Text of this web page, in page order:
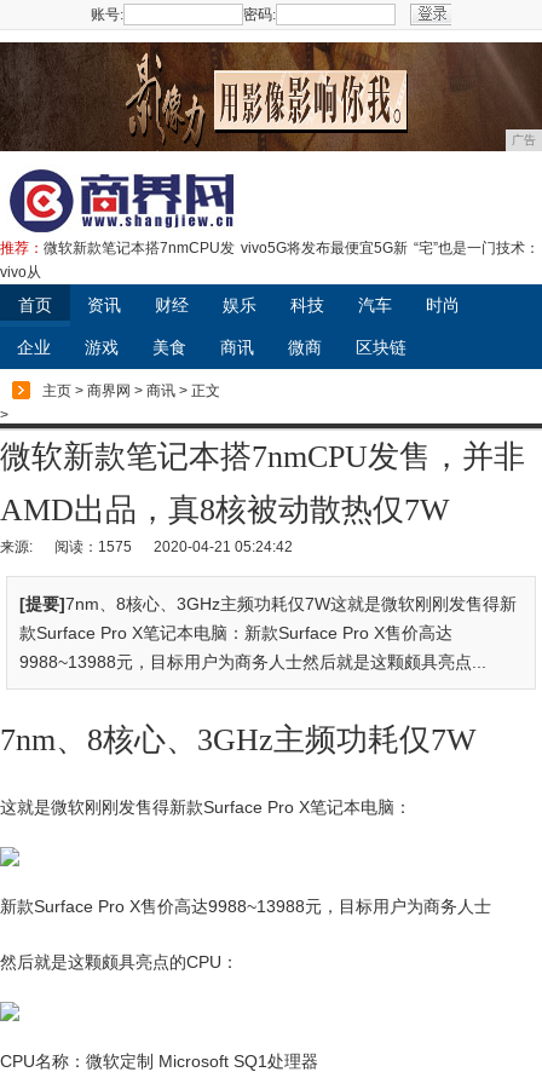
账号: 密码:
广告
推荐： 微软新款笔记本搭7nmCPU发 vivo5G将发布最便宜5G新 “宅”也是一门技术：
vivo从
首页 资讯 财经 娱乐 科技 汽车 时尚
企业 游戏 美食 商讯 微商 区块链
主页 > 商界网 > 商讯 > 正文
>
微软新款笔记本搭7nmCPU发售，并非
AMD出品，真8核被动散热仅7W
来源: 阅读：1575 2020-04-21 05:24:42
[提要]7nm、8核心、3GHz主频功耗仅7W这就是微软刚刚发售得新
款Surface Pro X笔记本电脑：新款Surface Pro X售价高达
9988~13988元，目标用户为商务人士然后就是这颗颇具亮点...
7nm、8核心、3GHz主频功耗仅7W
这就是微软刚刚发售得新款Surface Pro X笔记本电脑：
新款Surface Pro X售价高达9988~13988元，目标用户为商务人士
然后就是这颗颇具亮点的CPU：
CPU名称：微软定制 Microsoft SQ1处理器